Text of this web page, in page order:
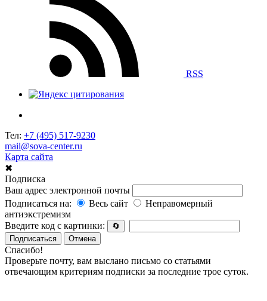
RSS
Тел: +7 (495) 517-9230
mail@sova-center.ru
Карта сайта
✖
Подписка
Ваш адрес электронной почты
Подписаться на:
Весь сайт
Неправомерный
антиэкстремизм
Введите код с картинки:
🔄
Подписаться
Отмена
Спасибо!
Проверьте почту, вам выслано письмо со статьями
отвечающим критериям подписки за последние трое суток.